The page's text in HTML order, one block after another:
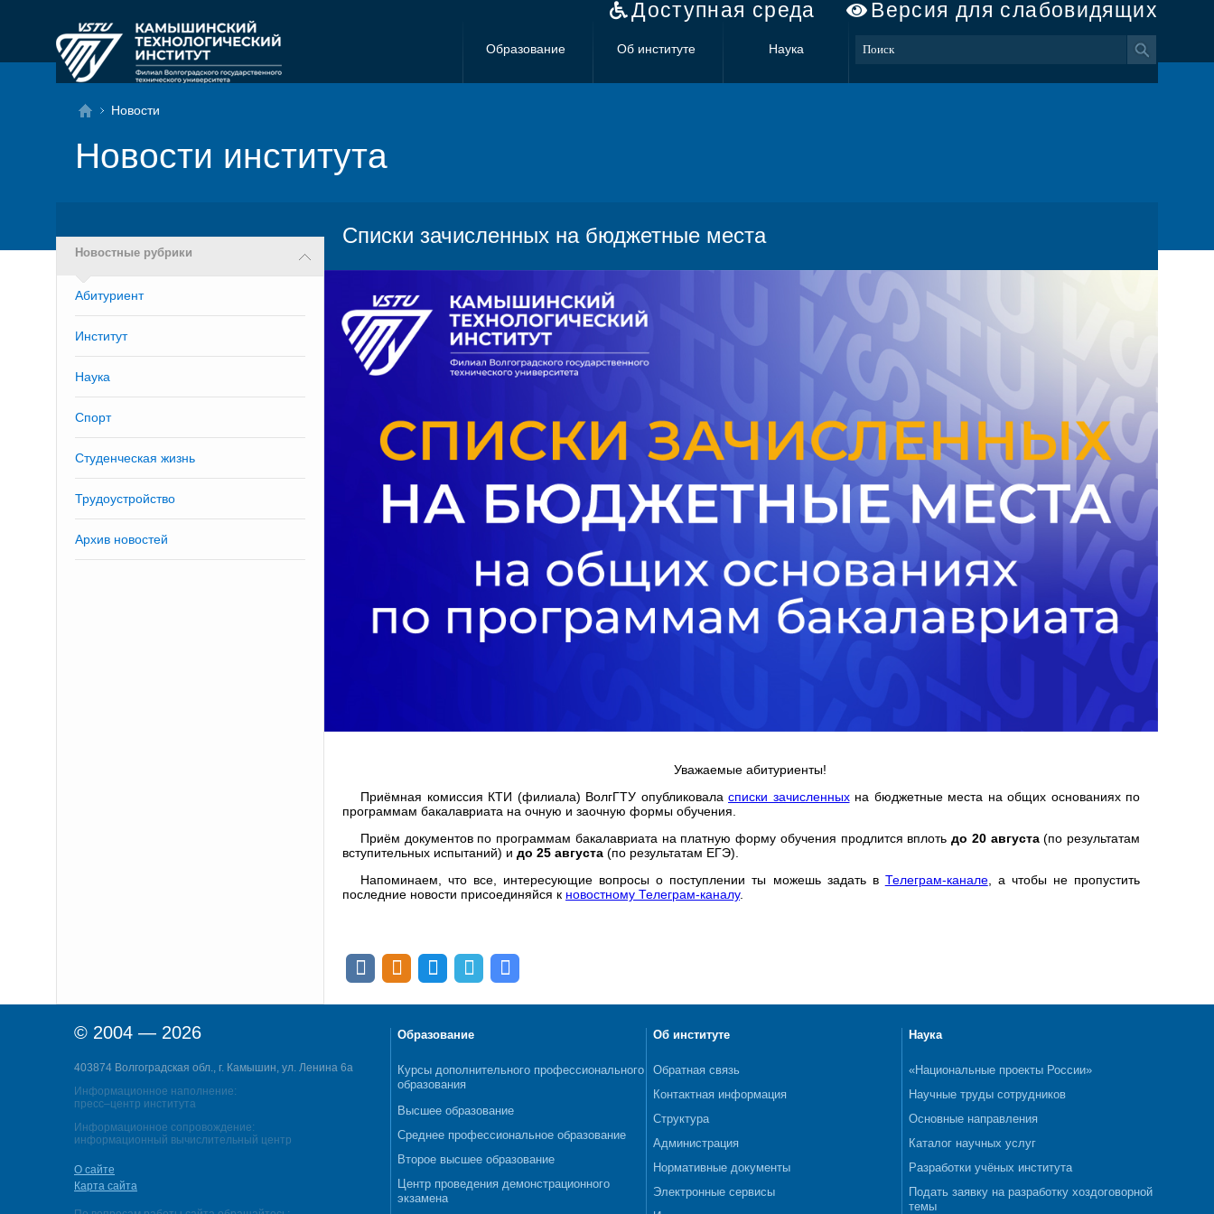
Доступная среда Версия для слабовидящих
Образование Об институте Наука
Новости
Новости института
Новостные рубрики
Абитуриент
Институт
Наука
Спорт
Студенческая жизнь
Трудоустройство
Архив новостей
Списки зачисленных на бюджетные места
Уважаемые абитуриенты!
Приёмная комиссия КТИ (филиала) ВолгГТУ опубликовала списки зачисленныхна бюджетные места на общих основаниях по
программам бакалавриата на очную и заочную формы обучения.
Приём документов по программам бакалавриата на платную форму обучения продлится вплотьдо 20 августа(по результатам
вступительных испытаний) и до 25 августа (по результатам ЕГЭ).
Напоминаем, что все, интересующие вопросы о поступлении ты можешь задать в Телеграм-канале, а чтобы не пропустить
последние новости присоединяйся к новостному Телеграм-каналу.
© 2004 — 2026
403874 Волгоградская обл., г. Камышин, ул. Ленина 6а
Информационное наполнение:
пресс–центр института
Информационное сопровождение:
информационный вычислительный центр
О сайте
Карта сайта
Образование
Курсы дополнительного профессионального
образования
Высшее образование
Среднее профессиональное образование
Второе высшее образование
Центр проведения демонстрационного
экзамена
Об институте
Обратная связь
Контактная информация
Структура
Администрация
Нормативные документы
Электронные сервисы
Наука
«Национальные проекты России»
Научные труды сотрудников
Основные направления
Каталог научных услуг
Разработки учёных института
Подать заявку на разработку хоздоговорной
темы